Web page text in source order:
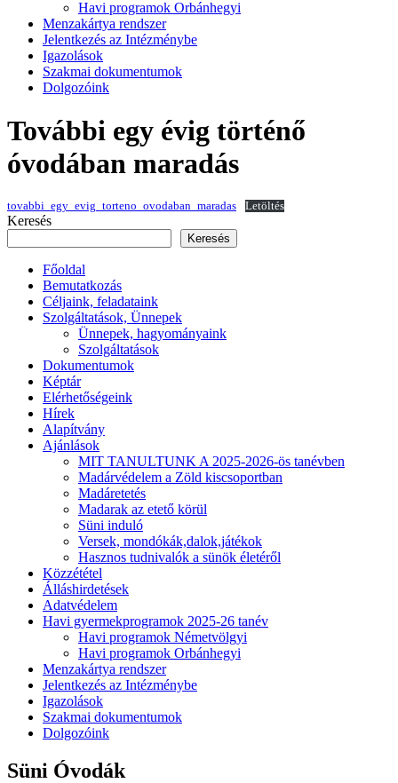
Havi programok Orbánhegyi
Menzakártya rendszer
Jelentkezés az Intézménybe
Igazolások
Szakmai dokumentumok
Dolgozóink
További egy évig történő
óvodában maradás
tovabbi_egy_evig_torteno_ovodaban_maradas Letöltés
Keresés
Keresés
Főoldal
Bemutatkozás
Céljaink, feladataink
Szolgáltatások, Ünnepek
Ünnepek, hagyományaink
Szolgáltatások
Dokumentumok
Képtár
Elérhetőségeink
Hírek
Alapítvány
Ajánlások
MIT TANULTUNK A 2025-2026-ös tanévben
Madárvédelem a Zöld kiscsoportban
Madáretetés
Madarak az etető körül
Süni induló
Versek, mondókák,dalok,játékok
Hasznos tudnivalók a sünök életéről
Közzététel
Álláshirdetések
Adatvédelem
Havi gyermekprogramok 2025-26 tanév
Havi programok Németvölgyi
Havi programok Orbánhegyi
Menzakártya rendszer
Jelentkezés az Intézménybe
Igazolások
Szakmai dokumentumok
Dolgozóink
Süni Óvodák